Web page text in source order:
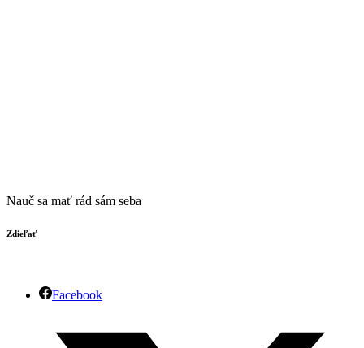
Nauč sa mať rád sám seba
Zdieľať
Facebook